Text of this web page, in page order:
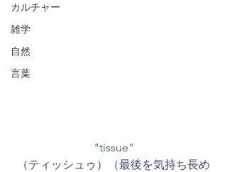
カルチャー
雑学
自然
言葉
"tissue"
（ティッシュゥ）（最後を気持ち長め